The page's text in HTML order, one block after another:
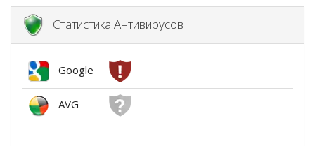
Статистика Антивирусов
Google
AVG